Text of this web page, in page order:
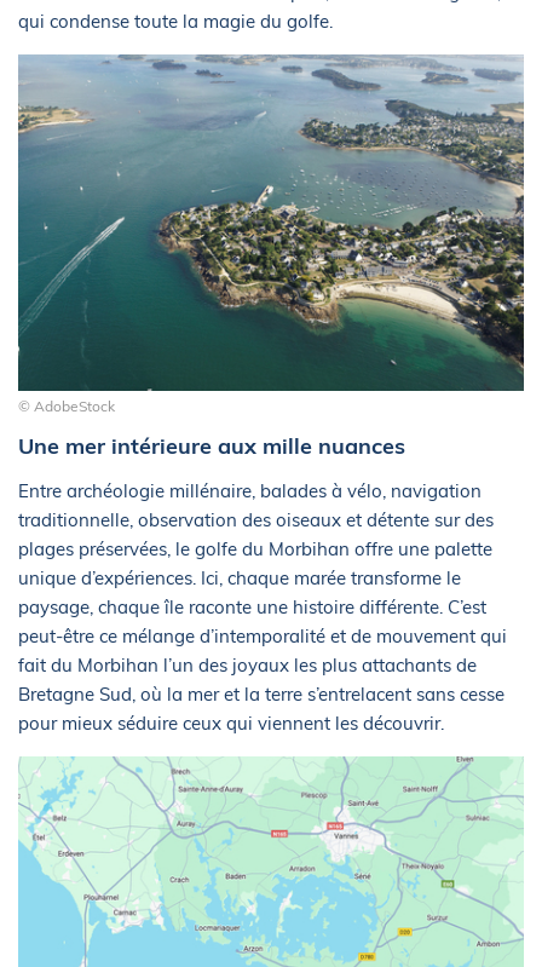
qui condense toute la magie du golfe.
© AdobeStock
Une mer intérieure aux mille nuances
Entre archéologie millénaire, balades à vélo, navigation
traditionnelle, observation des oiseaux et détente sur des
plages préservées, le golfe du Morbihan offre une palette
unique d’expériences. Ici, chaque marée transforme le
paysage, chaque île raconte une histoire différente. C’est
peut-être ce mélange d’intemporalité et de mouvement qui
fait du Morbihan l’un des joyaux les plus attachants de
Bretagne Sud, où la mer et la terre s’entrelacent sans cesse
pour mieux séduire ceux qui viennent les découvrir.